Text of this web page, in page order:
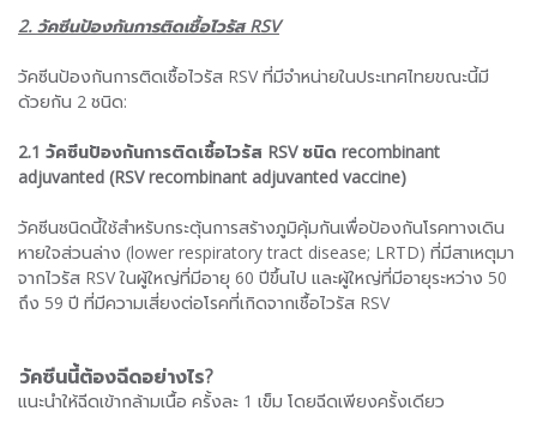
2. วัคซีนป้องกันการติดเชื้อไวรัสRSV
วัคซีนป้องกันการติดเชื้อไวรัส RSV ที่มีจำหน่ายในประเทศไทยขณะนี้มี
ด้วยกัน 2 ชนิด:
2.1 วัคซีนป้องกันการติดเชื้อไวรัส RSV ชนิด recombinant
adjuvanted (RSVrecombinant adjuvanted vaccine)
วัคซีนชนิดนี้ใช้สำหรับกระตุ้นการสร้างภูมิคุ้มกันเพื่อป้องกันโรคทางเดิน
หายใจส่วนล่าง (lower respiratory tract disease; LRTD) ที่มีสาเหตุมา
จากไวรัส RSV ในผู้ใหญ่ที่มีอายุ 60 ปีขึ้นไป และผู้ใหญ่ที่มีอายุระหว่าง 50
ถึง 59 ปี ที่มีความเสี่ยงต่อโรคที่เกิดจากเชื้อไวรัส RSV
วัคซีนนี้ต้องฉีดอย่างไร?
แนะนำให้ฉีดเข้ากล้ามเนื้อ ครั้งละ 1 เข็ม โดยฉีดเพียงครั้งเดียว